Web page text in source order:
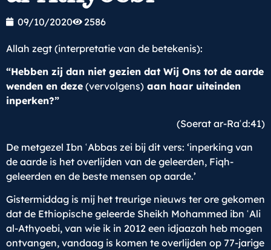
09/10/2020 2586
Allah zegt (interpretatie van de betekenis):
“Hebben zij dan niet gezien dat Wij Ons tot de aarde
wenden en deze (vervolgens) aan haar uiteinden
inperken?”
(Soerat ar-Raʿd:41)
De metgezel Ibn ʿAbbas zei bij dit vers: ‘inperking van
de aarde is het overlijden van de geleerden, Fiqh-
geleerden en de beste mensen op aarde.’
Gistermiddag is mij het treurige nieuws ter ore gekomen
dat de Ethiopische geleerde Sheikh Mohammed ibn ʿAli
al-Athyoebi, van wie ik in 2012 een idjaazah heb mogen
ontvangen, vandaag is komen te overlijden op 77-jarige